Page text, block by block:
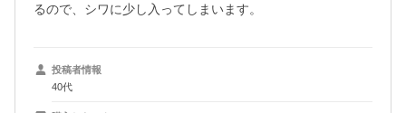
るので、シワに少し入ってしまいます。
投稿者情報
40代